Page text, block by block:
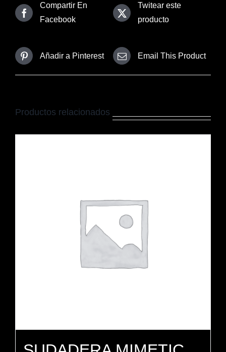
Compartir En
Facebook
Twitear este
producto
Añadir a Pinterest Email This Product
Productos relacionados